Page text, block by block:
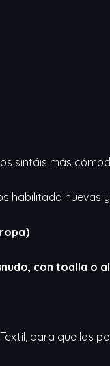
sintáis más
habilitado nuevas
con toalla o
Textil, para que